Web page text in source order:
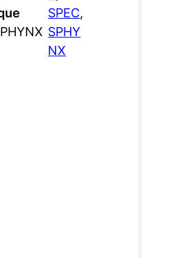
SPEC
SPHY
NX